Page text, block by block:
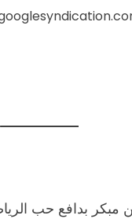
مبكر بدافع حب